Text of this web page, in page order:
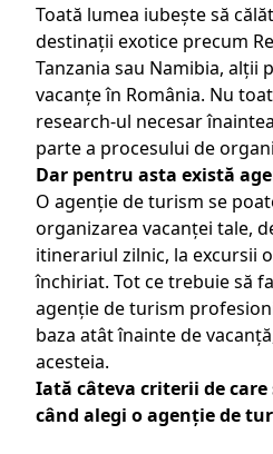
Toată lumea iubește să
destinații exotice precum
Tanzania sau Namibia, alții
vacanțe în România. Nu
research-ul necesar
parte a procesului de
Dar pentru asta există
O agenție de turism se
organizarea vacanței tale,
itinerariul zilnic, la excursii
închiriat. Tot ce trebuie să
agenție de turism
baza atât înainte de
acesteia.
Iată câteva criterii de
când alegi o agenție de